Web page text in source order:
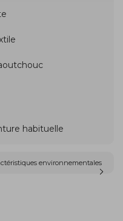
habituelle
environnementales